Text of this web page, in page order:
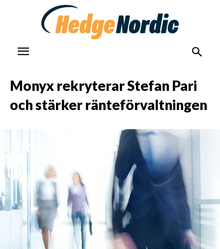
Monyx rekryterar Stefan Pari
och stärker ränteförvaltningen